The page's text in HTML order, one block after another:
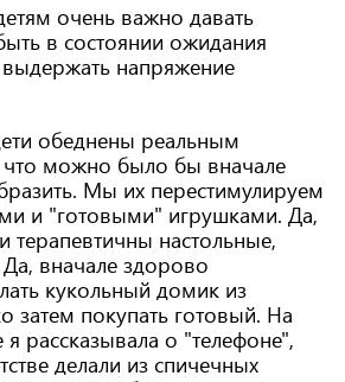
очень важно давать
в состоянии ожидания
выдержать напряжение
обеднены реальным
можно было бы вначале
Мы их перестимулируем
и "готовыми" игрушками. Да,
терапевтичны настольные,
вначале здорово
кукольный домик из
затем покупать готовый. На
рассказывала о "телефоне",
делали из спичечных